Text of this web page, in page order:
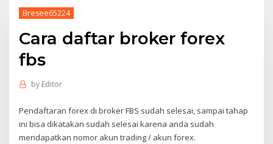
Bresee65224
Cara daftar broker forex
fbs
by Editor
Pendaftaran forex di broker FBS sudah selesai, sampai tahap
ini bisa dikatakan sudah selesai karena anda sudah
mendapatkan nomor akun trading / akun forex.